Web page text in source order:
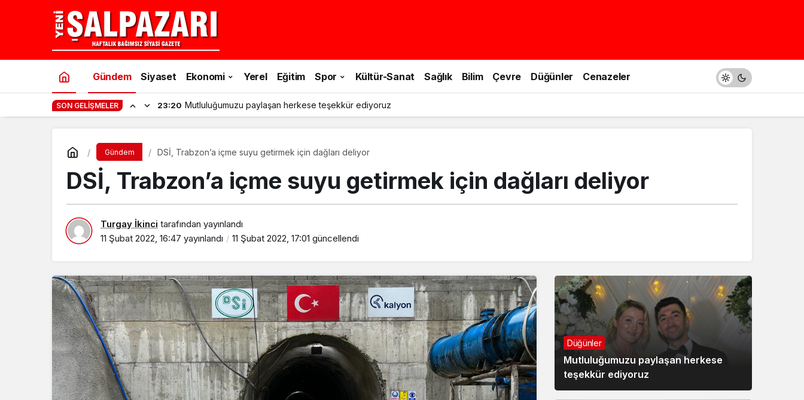
Gündem Siyaset Ekonomi Yerel Eğitim Spor Kültür-Sanat Sağlık Bilim Çevre Düğünler Cenazeler
SON GELIŞMELER 23:20 Mutluluğumuzu paylaşan herkese teşekkür ediyoruz
Gündem DSİ, Trabzon’a içme suyu getirmek için dağları deliyor
DSİ, Trabzon’a içme suyu getirmek için dağları deliyor
Turgay İkinci tarafından yayınlandı
11 Şubat 2022, 16:47 yayınlandı 11 Şubat 2022, 17:01 güncellendi
Düğünler
Mutluluğumuzu paylaşan herkese
teşekkür ediyoruz